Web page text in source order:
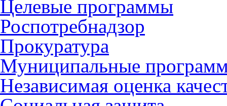
Целевые программы
Роспотребнадзор
Прокуратура
Муниципальные
Независимая оценка